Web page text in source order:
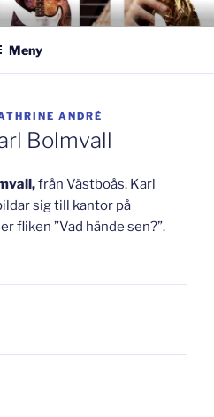
Meny
ANDRÉ
Bolmvall
från Västboås. Karl
sig till kantor på
fliken ”Vad hände sen?”.